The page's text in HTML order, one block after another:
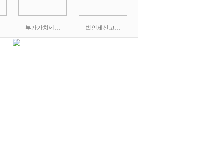
부가가치세… 법인세신고…